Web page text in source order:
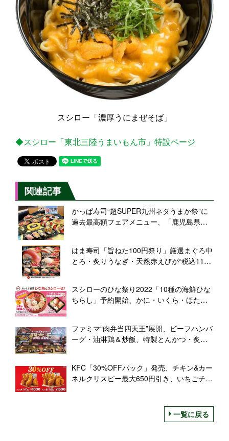
スシロー「濃厚うにまぜそば」
◆スシロー「東北三陸うまいもん市」特設ページ
関連記事
かっぱ寿司“超SUPER九州ネタうまか祭”に
過去最高額フェアメニュー、「鹿児島県産
はま寿司「旨ねた100円祭り」厳選まぐろ中
とろ・炙りうなぎ・天然赤えびが“税込110
スシローのひな祭り2022「10種の海鮮ひな
ちらし」予約開始、かに・いくら・ほたて
ファミマ“肉弁当四天王”展開、ビーフハンバ
ーグ・油淋鶏＆炒飯、特製とんかつ・炙り
KFC「30%OFFパック」発売、チキン&カー
ネルクリスピー最大650円引き、いちごチョ
一覧に戻る